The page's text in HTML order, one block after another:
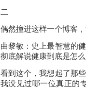
二
偶然撞进这样一个博客
曲黎敏：史上最智慧的
彻底解说健康到底是怎么
看到这个，我想起了那
我没见过哪一位真正的